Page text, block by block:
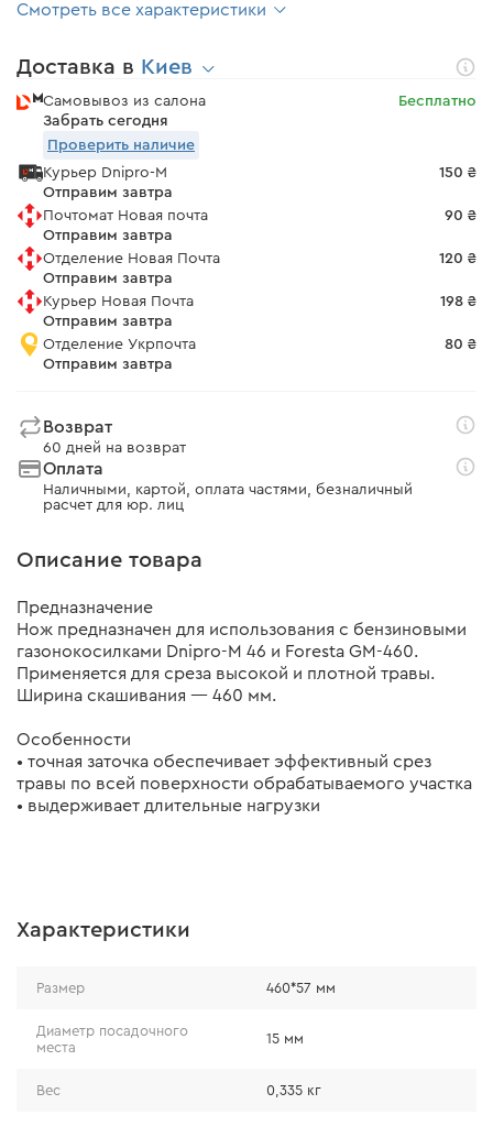
Смотреть все характеристики
Доставка в Киев
Самовывоз из салона
Забрать сегодня
Бесплатно
Проверить наличие
Курьер Dnipro-M
Отправим завтра
150 ₴
Почтомат Новая почта
Отправим завтра
90 ₴
Отделение Новая Почта
Отправим завтра
120 ₴
Курьер Новая Почта
Отправим завтра
198 ₴
Отделение Укрпочта
Отправим завтра
80 ₴
Возврат
60 дней на возврат
Оплата
Наличными, картой, оплата частями, безналичный
расчет для юр. лиц
Описание товара
Предназначение
Нож предназначен для использования с бензиновыми
газонокосилками Dnipro-M 46 и Foresta GM-460.
Применяется для среза высокой и плотной травы.
Ширина скашивания — 460 мм.
Особенности
• точная заточка обеспечивает эффективный срез
травы по всей поверхности обрабатываемого участка
• выдерживает длительные нагрузки
Характеристики
Размер 460*57 мм
Диаметр посадочного
места
15 мм
Вес 0,335 кг